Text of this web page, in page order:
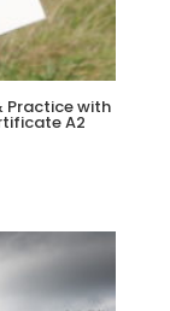
Practice with
A2